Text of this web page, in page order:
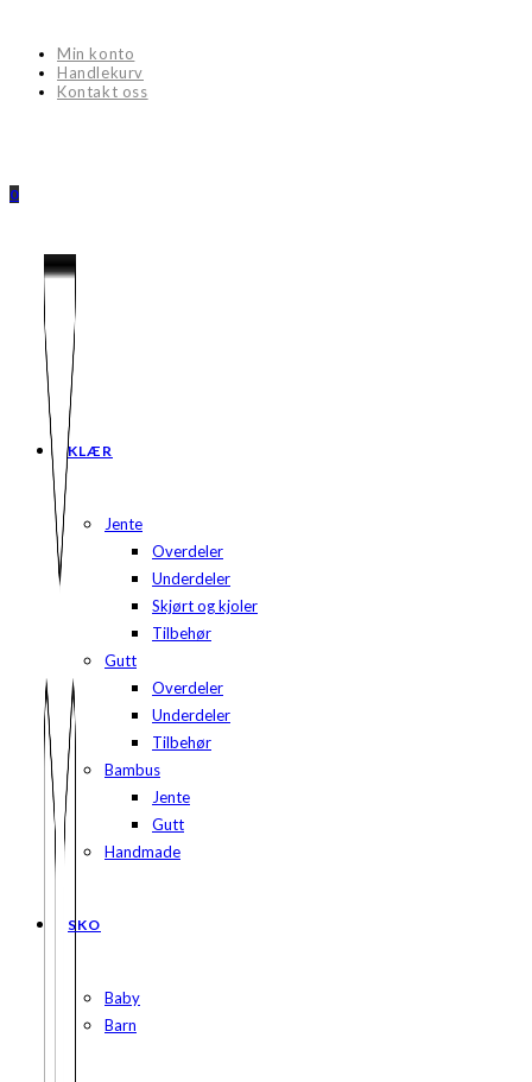
contentMin konto
Handlekurv
Kontakt oss
0
KLÆR
Jente
Overdeler
Underdeler
Skjørt og kjoler
Tilbehør
Gutt
Overdeler
Underdeler
Tilbehør
Bambus
Jente
Gutt
Handmade
SKO
Baby
Barn